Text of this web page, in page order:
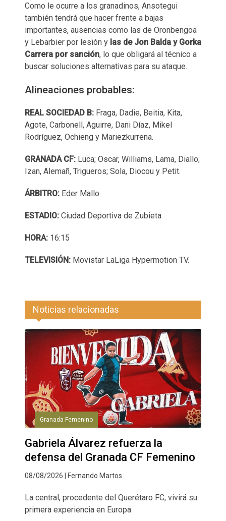
Como le ocurre a los granadinos, Ansotegui
también tendrá que hacer frente a bajas
importantes, ausencias como las de Oronbengoa
y Lebarbier por lesión y las de Jon Balda y Gorka
Carrera por sanción, lo que obligará al técnico a
buscar soluciones alternativas para su ataque.
Alineaciones probables:
REAL SOCIEDAD B: Fraga, Dadie, Beitia, Kita,
Agote, Carbonell, Aguirre, Dani Díaz, Mikel
Rodríguez, Ochieng y Mariezkurrena.
GRANADA CF: Luca; Oscar, Williams, Lama, Diallo;
Izan, Alemañ, Trigueros; Sola, Diocou y Petit.
ÁRBITRO: Eder Mallo
ESTADIO: Ciudad Deportiva de Zubieta
HORA: 16:15
TELEVISIÓN: Movistar LaLiga Hypermotion TV.
Noticias relacionadas
Granada Femenino
Gabriela Álvarez refuerza la
defensa del Granada CF Femenino
08/08/2026 | Fernando Martos
La central, procedente del Querétaro FC, vivirá su
primera experiencia en Europa